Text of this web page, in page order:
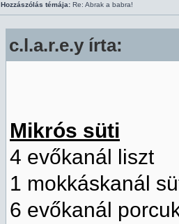
Hozzászólás témája: Re: Abrak a babra!
c.l.a.r.e.y írta:
Mikrós süti
4 evőkanál liszt
1 mokkáskanál
6 evőkanál